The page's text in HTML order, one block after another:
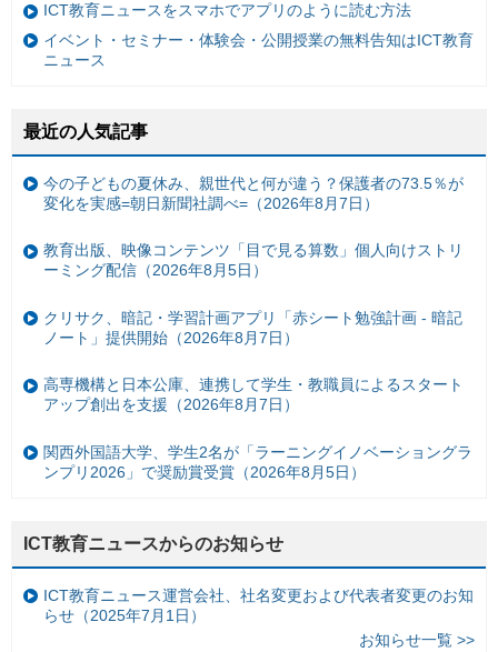
ICT教育ニュースをスマホでアプリのように読む方法
イベント・セミナー・体験会・公開授業の無料告知はICT教育
ニュース
最近の人気記事
今の子どもの夏休み、親世代と何が違う？保護者の73.5％が
変化を実感=朝日新聞社調べ=（2026年8月7日）
教育出版、映像コンテンツ「目で見る算数」個人向けストリ
ーミング配信（2026年8月5日）
クリサク、暗記・学習計画アプリ「赤シート勉強計画 - 暗記
ノート」提供開始（2026年8月7日）
高専機構と日本公庫、連携して学生・教職員によるスタート
アップ創出を支援（2026年8月7日）
関西外国語大学、学生2名が「ラーニングイノベーショングラ
ンプリ2026」で奨励賞受賞（2026年8月5日）
ICT教育ニュースからのお知らせ
ICT教育ニュース運営会社、社名変更および代表者変更のお知
らせ（2025年7月1日）
お知らせ一覧 >>